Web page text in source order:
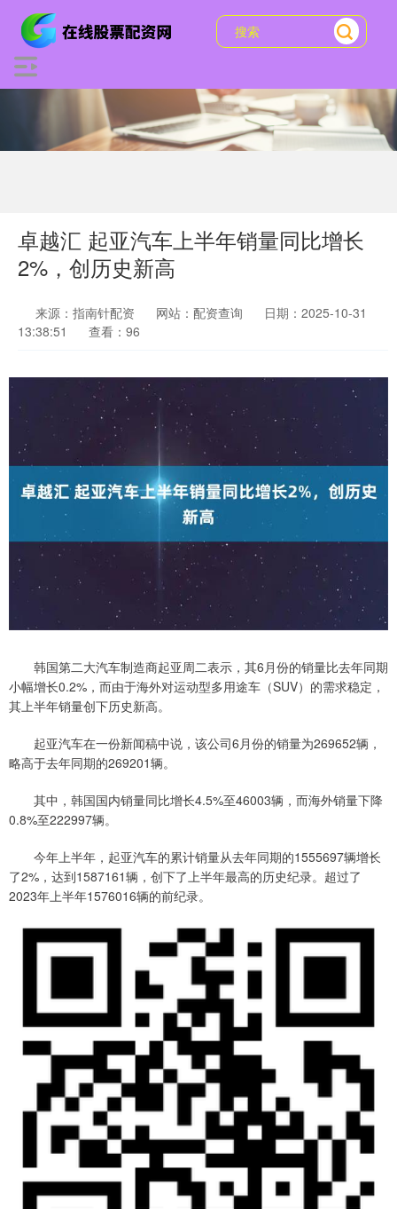
卓越汇 起亚汽车上半年销量同比增长
2%，创历史新高
来源：指南针配资 网站：配资查询
日期：2025-10-31
13:38:51
查看：96
韩国第二大汽车制造商起亚周二表示，其6月份的销量比去年同期
小幅增长0.2%，而由于海外对运动型多用途车（SUV）的需求稳定，
其上半年销量创下历史新高。
起亚汽车在一份新闻稿中说，该公司6月份的销量为269652辆，
略高于去年同期的269201辆。
其中，韩国国内销量同比增长4.5%至46003辆，而海外销量下降
0.8%至222997辆。
今年上半年，起亚汽车的累计销量从去年同期的1555697辆增长
了2%，达到1587161辆，创下了上半年最高的历史纪录。超过了
2023年上半年1576016辆的前纪录。